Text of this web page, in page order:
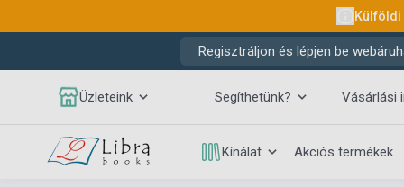
Külföldi
Regisztráljon és lépjen be
Üzleteink Segíthetünk? Vásárlási
Kínálat Akciós termékek